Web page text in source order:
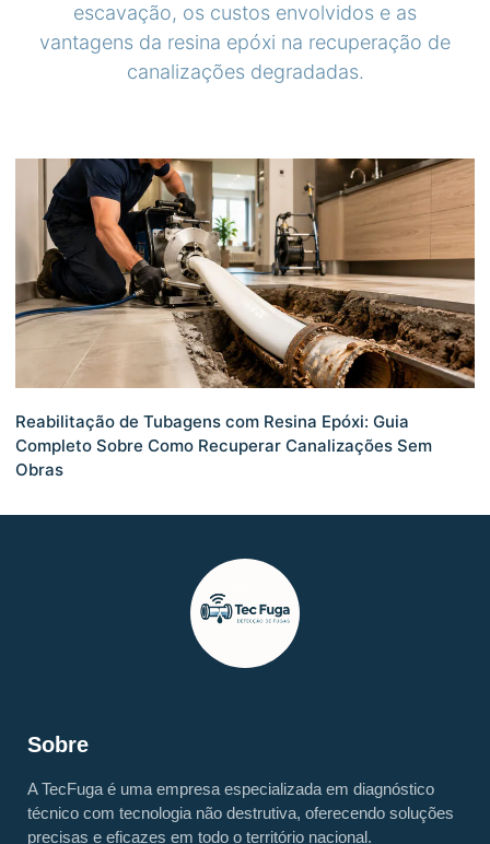
escavação, os custos envolvidos e as
vantagens da resina epóxi na recuperação de
canalizações degradadas.
Reabilitação de Tubagens com Resina Epóxi: Guia
Completo Sobre Como Recuperar Canalizações Sem
Obras
Sobre
A TecFuga é uma empresa especializada em diagnóstico
técnico com tecnologia não destrutiva, oferecendo soluções
precisas e eficazes em todo o território nacional.